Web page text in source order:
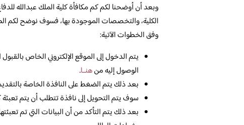
وبعد أن أوضحنا لكم كم مكافأة كلية الملك عبدالله
الكلية، والتخصصات الموجودة بها، فسوف نوضح لكم
وفق الخطوات الآتية:
يتم الدخول إلى الموقع الإلكتروني الخاص
الوصول إليه منهنــا.
بعد ذلك يتم الضغط على النافذة الخاصة
سوف يتم التحويل إلى نافذة تتطلب أن يتم تعبئة
بعد ذلك يتم التأكد من أن البيانات التي تم